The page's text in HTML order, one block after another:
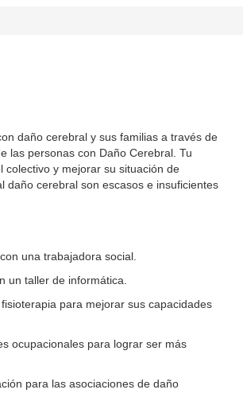
daño cerebral y sus familias a través de
las personas con Daño Cerebral. Tu
y mejorar su situación de
daño cerebral son escasos e insuficientes
una trabajadora social.
un taller de informática.
para mejorar sus capacidades
ocupacionales para lograr ser más
para las asociaciones de daño